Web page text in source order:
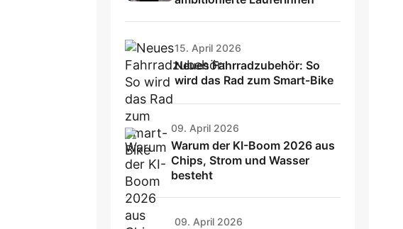
15. April 2026
Neues Fahrradzubehör: So
wird das Rad zum Smart-Bike
09. April 2026
Warum der KI-Boom 2026 aus
Chips, Strom und Wasser
besteht
09. April 2026